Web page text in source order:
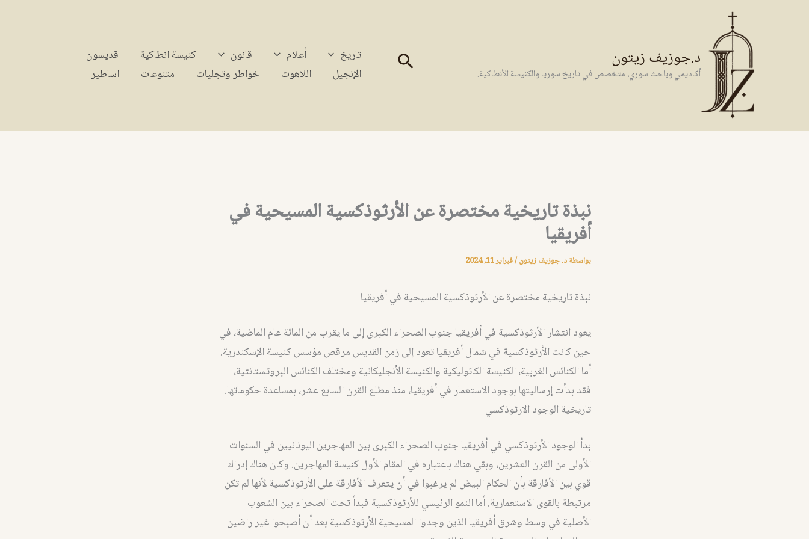
د.جوزيف زيتون
أكاديمي وباحث سوري، متخصص في تاريخ سوريا والكنيسة الأنطاكية. البحث تاريخ أعلام قانون كنيسة انطاكية
قديسون
الإنجيل
اللاهوت خواطر وتجليات متنوعات اساطير
نبذة تاريخية مختصرة عن الأرثوذكسية المسيحية في
أفريقيا
بواسطةد. جوزيف زيتون/فبراير 11, 2024
نبذة تاريخية مختصرة عن الأرثوذكسية المسيحية في أفريقيا
يعود انتشار الأرثوذكسية في أفريقيا جنوب الصحراء الكبرى إلى ما يقرب من المائة عام الماضية، في
حين كانت الأرثوذكسية في شمال أفريقيا تعود إلى زمن القديس مرقص مؤسس كنيسة الإسكندرية.
أما الكنائس الغربية، الكنيسة الكاثوليكية والكنيسة الأنجليكانية ومختلف الكنائس البروتستانتية،
فقد بدأت إرساليتها بوجود الاستعمار في أفريقيا، منذ مطلع القرن السابع عشر، بمساعدة حكوماتها.
تاريخية الوجود الارثوذكسي
بدأ الوجود الأرثوذكسي في أفريقيا جنوب الصحراء الكبرى بين المهاجرين اليونانيين في السنوات
الأولى من القرن العشرين، وبقي هناك باعتباره في المقام الأول كنيسة المهاجرين. وكان هناك إدراك
قوي بين الأفارقة بأن الحكام البيض لم يرغبوا في أن يتعرف الأفارقة على الأرثوذكسية لأنها لم تكن
مرتبطة بالقوى الاستعمارية. أما النمو الرئيسي للأرثوذكسية فبدأ تحت الصحراء بين الشعوب
الأصلية في وسط وشرق أفريقيا الذين وجدوا المسيحية الأرثوذكسية بعد أن أصبحوا غير راضين